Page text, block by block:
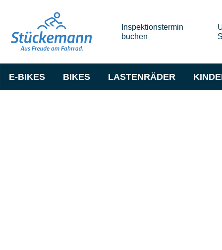
Inspektionstermin
buchen
E-BIKES BIKES LASTENRÄDER